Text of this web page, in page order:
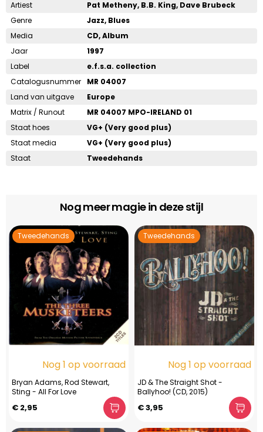
Artiest
Pat Metheny, B.B. King, Dave Brubeck
Genre
Jazz, Blues
Media
CD, Album
Jaar
1997
Label
e.f.s.a. collection
Catalogusnummer
MR 04007
Land van uitgave
Europe
Matrix / Runout
MR 04007 MPO-IRELAND 01
Staat hoes
VG+ (Very good plus)
Staat media
VG+ (Very good plus)
Staat
Tweedehands
Nog meer magie in deze stijl
Tweedehands
Nog 1 op voorraad
Bryan Adams, Rod Stewart,
Sting - All For Love
€ 2,95
Tweedehands
Nog 1 op voorraad
JD & The Straight Shot -
Ballyhoo! (CD, 2015)
€ 3,95